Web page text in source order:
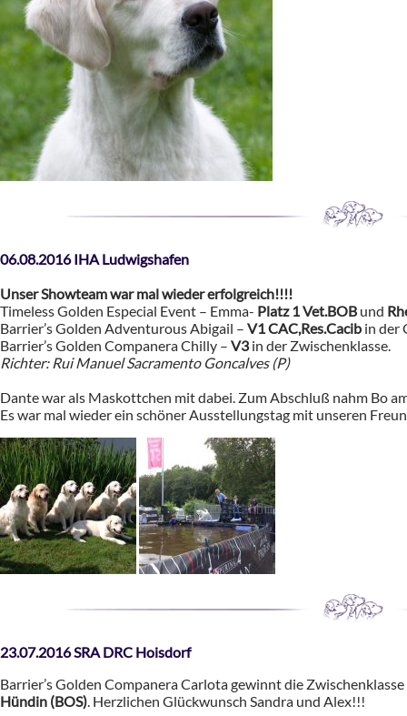
06.08.2016 IHA Ludwigshafen
Unser Showteam war mal wieder erfolgreich!!!!
Timeless Golden Especial Event – Emma- Platz 1 Vet.BOB und
Barrier’s Golden Adventurous Abigail – V1 CAC,Res.Cacib in der
Barrier’s Golden Companera Chilly – V3in der Zwischenklasse.
Richter: Rui Manuel Sacramento Goncalves (P)
Dante war als Maskottchen mit dabei. Zum Abschluß nahm Bo
Es war mal wieder ein schöner Ausstellungstag mit unseren
23.07.2016 SRA DRC Hoisdorf
Barrier’s Golden Companera Carlota gewinnt die Zwischenklasse
Hündin (BOS). Herzlichen Glückwunsch Sandra und Alex!!!